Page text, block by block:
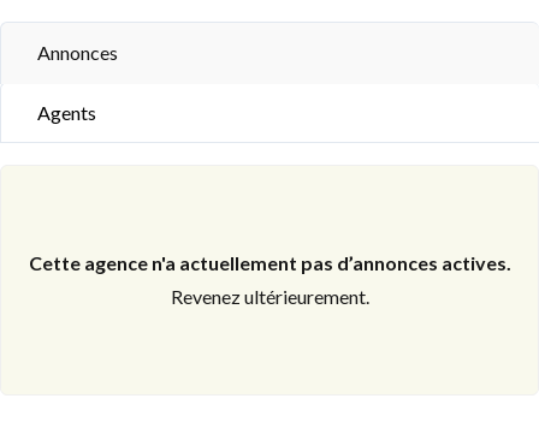
Annonces
Agents
Cette agence n'a actuellement pas d’annonces actives.
Revenez ultérieurement.